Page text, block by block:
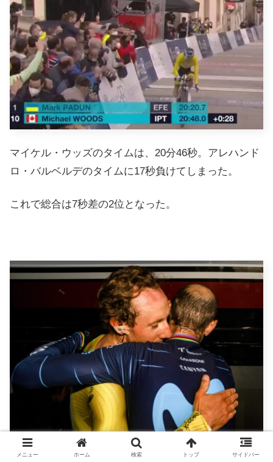
マイケル・ウッズのタイムは、20分46秒。アレハンド
ロ・バルベルデのタイムに17秒負けてしまった。
これで総合は7秒差の2位となった。
メニュー ホーム 検索 トップ サイドバー